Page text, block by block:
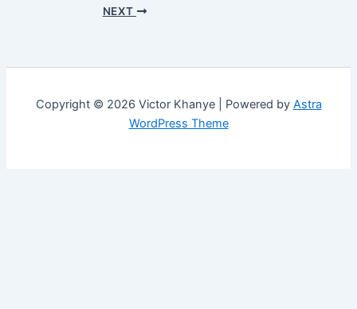
NEXT
Copyright © 2026 Victor Khanye | Powered by Astra
WordPress Theme